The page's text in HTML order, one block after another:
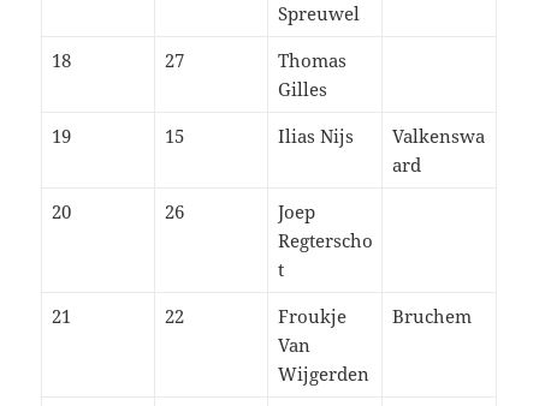
Spreuwel
18 27
Thomas
Gilles
19
15 Ilias Nijs
Valkenswa
ard
20
26
Joep
Regterscho
t
21
22
Froukje
Van
Wijgerden
Bruchem